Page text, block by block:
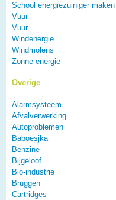
School energiezuiniger maken
Vuur
Vuur
Windenergie
Windmolens
Zonne-energie
Overige
Alarmsysteem
Afvalverwerking
Autoproblemen
Baboesjka
Benzine
Bijgeloof
Bio-industrie
Bruggen
Cartridges